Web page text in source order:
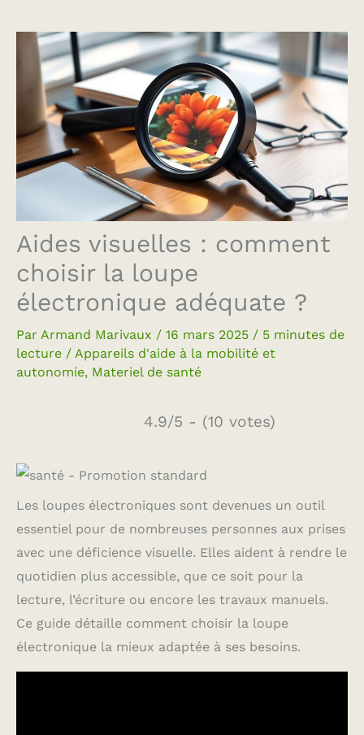
Aides visuelles : comment
choisir la loupe
électronique adéquate ?
Par Armand Marivaux / 16 mars 2025 / 5 minutes de
lecture / Appareils d'aide à la mobilité et
autonomie, Materiel de santé
4.9/5 - (10 votes)
Les loupes électroniques sont devenues un outil
essentiel pour de nombreuses personnes aux prises
avec une déficience visuelle. Elles aident à rendre le
quotidien plus accessible, que ce soit pour la
lecture, l’écriture ou encore les travaux manuels.
Ce guide détaille comment choisir la loupe
électronique la mieux adaptée à ses besoins.